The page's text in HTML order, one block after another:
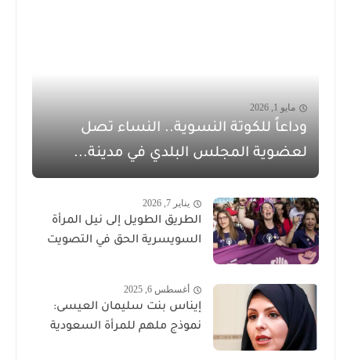
مايو 1, 2026
وداعاً للكوتة النسوية.. النساء تصل
لعضوية المجلس البلدي في مدينة...
يناير 7, 2026
الطريق الطويل إلى نيل المرأة
السويسرية الحق في التصويت
أغسطس 6, 2025
إيناس بنت سليمان العيسى:
نموذج ملهم للمرأة السعودية